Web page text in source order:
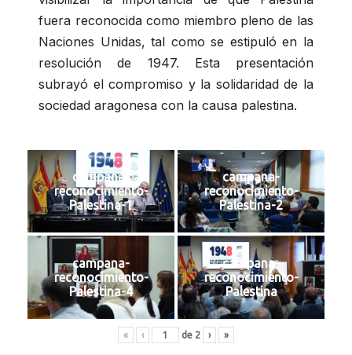
fuera reconocida como miembro pleno de las
Naciones Unidas, tal como se estipuló en la
resolución de 1947. Esta presentación
subrayó el compromiso y la solidaridad de la
sociedad aragonesa con la causa palestina.
campana-
reconocimiento-
Palestina-1
campana-
reconocimiento-
Palestina-2
campana-
reconocimiento-
Palestina-4
campana-
reconocimiento-
Palestina
« ‹ de 2 › »